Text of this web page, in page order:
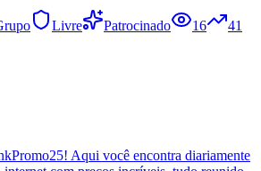
Livre Patrocinado 16 41
Aqui você encontra diariamente